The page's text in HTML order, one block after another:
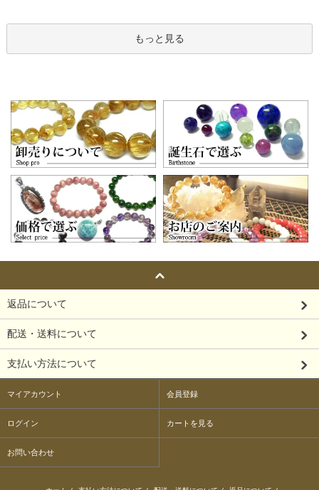
もっと見る
返品について
配送・送料について
支払い方法について
マイアカウント 会員登録
ログイン カートを見る
お問い合わせ